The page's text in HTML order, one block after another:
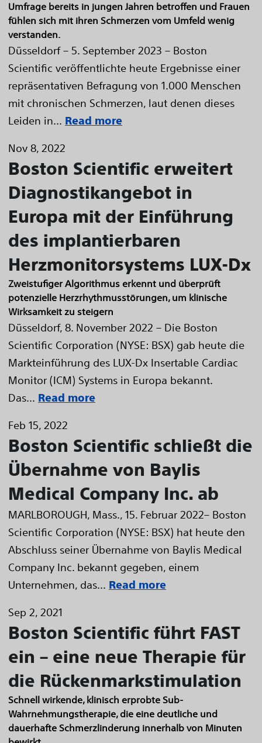
Umfrage bereits in jungen Jahren betroffen und Frauen
fühlen sich mit ihren Schmerzen vom Umfeld wenig
verstanden.
Düsseldorf – 5. September 2023 – Boston
Scientific veröffentlichte heute Ergebnisse einer
repräsentativen Befragung von 1.000 Menschen
mit chronischen Schmerzen, laut denen dieses
Leiden in... Read more
Nov 8, 2022
Boston Scientific erweitert
Diagnostikangebot in
Europa mit der Einführung
des implantierbaren
Herzmonitorsystems LUX-Dx
Zweistufiger Algorithmus erkennt und überprüft
potenzielle Herzrhythmusstörungen, um klinische
Wirksamkeit zu steigern
Düsseldorf, 8. November 2022 – Die Boston
Scientific Corporation (NYSE: BSX) gab heute die
Markteinführung des LUX-Dx Insertable Cardiac
Monitor (ICM) Systems in Europa bekannt.
Das... Read more
Feb 15, 2022
Boston Scientific schließt die
Übernahme von Baylis
Medical Company Inc. ab
MARLBOROUGH, Mass., 15. Februar 2022– Boston
Scientific Corporation (NYSE: BSX) hat heute den
Abschluss seiner Übernahme von Baylis Medical
Company Inc. bekannt gegeben, einem
Unternehmen, das... Read more
Sep 2, 2021
Boston Scientific führt FAST
ein – eine neue Therapie für
die Rückenmarkstimulation
Schnell wirkende, klinisch erprobte Sub-
Wahrnehmungstherapie, die eine deutliche und
dauerhafte Schmerzlinderung innerhalb von Minuten